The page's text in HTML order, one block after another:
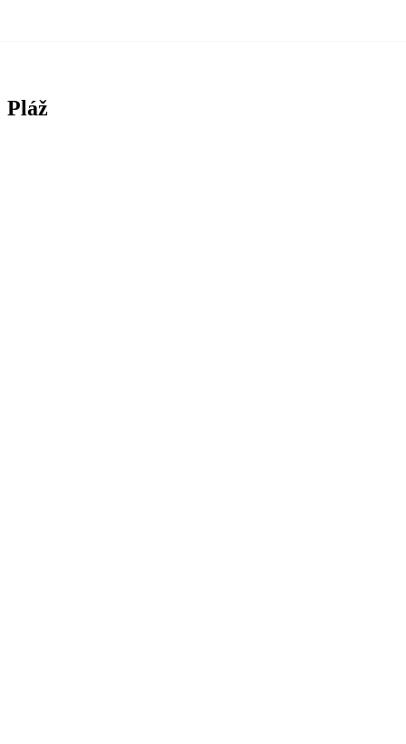
Pláž